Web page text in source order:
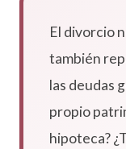
El divorcio
también
las deudas
propio
hipoteca?